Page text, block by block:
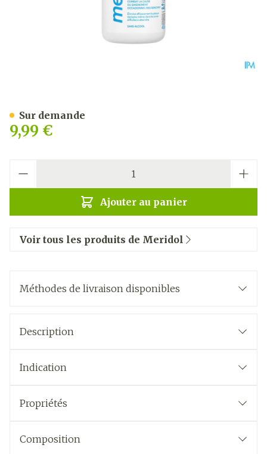
9,99 €
Ajouter au panier
Sur demande
Voir tous les produits de Meridol
Méthodes de livraison disponibles
Description
Indication
Propriétés
Composition